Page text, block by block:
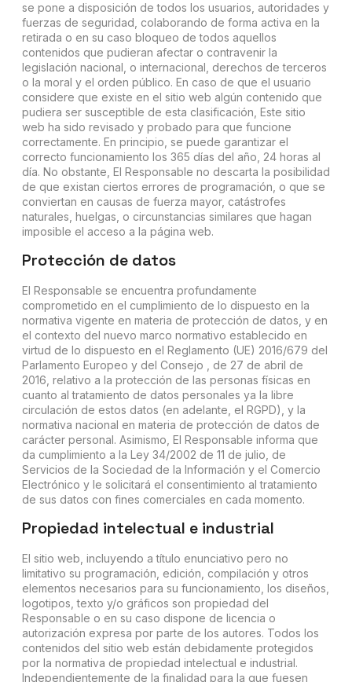
se pone a disposición de todos los usuarios, autoridades y
fuerzas de seguridad, colaborando de forma activa en la
retirada o en su caso bloqueo de todos aquellos
contenidos que pudieran afectar o contravenir la
legislación nacional, o internacional, derechos de terceros
o la moral y el orden público. En caso de que el usuario
considere que existe en el sitio web algún contenido que
pudiera ser susceptible de esta clasificación, Este sitio
web ha sido revisado y probado para que funcione
correctamente. En principio, se puede garantizar el
correcto funcionamiento los 365 días del año, 24 horas al
día. No obstante, El Responsable no descarta la posibilidad
de que existan ciertos errores de programación, o que se
conviertan en causas de fuerza mayor, catástrofes
naturales, huelgas, o circunstancias similares que hagan
imposible el acceso a la página web.
Protección de datos
El Responsable se encuentra profundamente
comprometido en el cumplimiento de lo dispuesto en la
normativa vigente en materia de protección de datos, y en
el contexto del nuevo marco normativo establecido en
virtud de lo dispuesto en el Reglamento (UE) 2016/679 del
Parlamento Europeo y del Consejo , de 27 de abril de
2016, relativo a la protección de las personas físicas en
cuanto al tratamiento de datos personales ya la libre
circulación de estos datos (en adelante, el RGPD), y la
normativa nacional en materia de protección de datos de
carácter personal. Asimismo, El Responsable informa que
da cumplimiento a la Ley 34/2002 de 11 de julio, de
Servicios de la Sociedad de la Información y el Comercio
Electrónico y le solicitará el consentimiento al tratamiento
de sus datos con fines comerciales en cada momento.
Propiedad intelectual e industrial
El sitio web, incluyendo a título enunciativo pero no
limitativo su programación, edición, compilación y otros
elementos necesarios para su funcionamiento, los diseños,
logotipos, texto y/o gráficos son propiedad del
Responsable o en su caso dispone de licencia o
autorización expresa por parte de los autores. Todos los
contenidos del sitio web están debidamente protegidos
por la normativa de propiedad intelectual e industrial.
Independientemente de la finalidad para la que fuesen